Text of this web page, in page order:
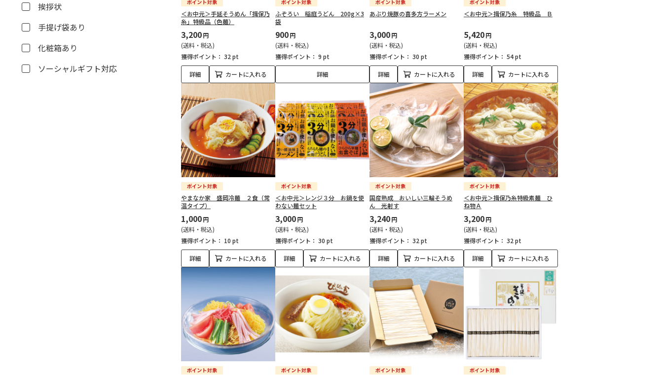
＜お中元＞手延そうめん「揖保乃
糸」特級品（色麺）
3,200円
(送料・税込)
獲得ポイント： 32 pt
詳細 カートに入れる
ふぞろい 稲庭うどん 200g×3
袋
900円
(送料・税込)
獲得ポイント： 9 pt
詳細
あぶり焼豚の喜多方ラーメン
3,000円
(送料・税込)
獲得ポイント： 30 pt
詳細 カートに入れる
＜お中元＞揖保乃糸 特級品 Ｂ
5,420円
(送料・税込)
獲得ポイント： 54 pt
詳細 カートに入れる
やまなか家 盛岡冷麺 ２食（常
温タイプ）
1,000円
(送料・税込)
獲得ポイント： 10 pt
詳細 カートに入れる
＜お中元＞レンジ３分 お鍋を使
わない麺セット
3,000円
(送料・税込)
獲得ポイント： 30 pt
詳細 カートに入れる
国産熟成 おいしい三輪そうめ
ん 光射す
3,240円
(送料・税込)
獲得ポイント： 32 pt
詳細 カートに入れる
＜お中元＞揖保乃糸特級素麺 ひ
ね物Ａ
3,200円
(送料・税込)
獲得ポイント： 32 pt
詳細 カートに入れる
挨拶状
手提げ袋あり
化粧箱あり
ソーシャルギフト対応